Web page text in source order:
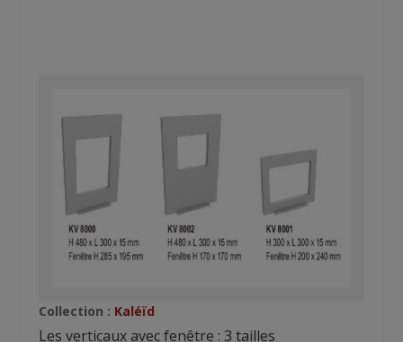
Collection : Kaléïd
Les verticaux avec fenêtre : 3 tailles